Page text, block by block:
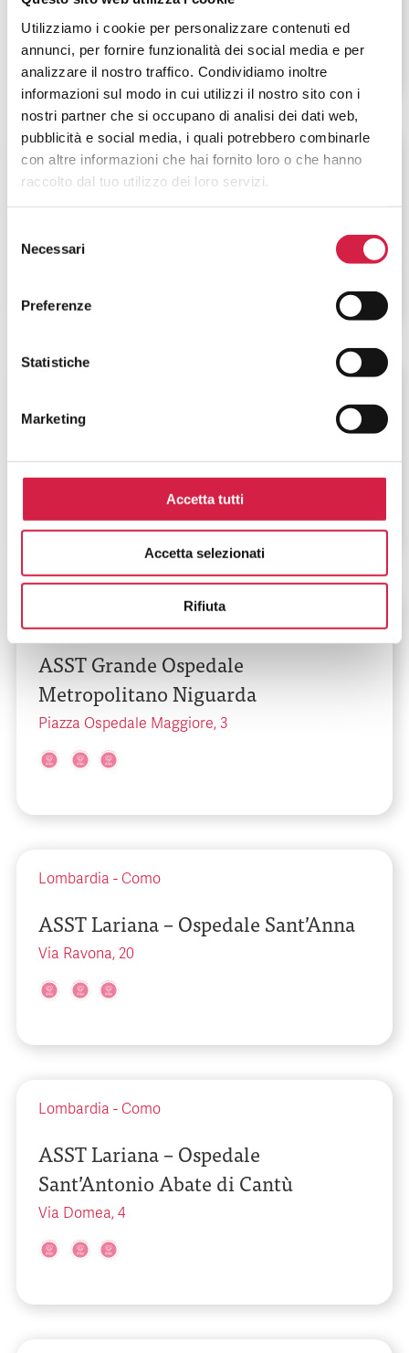
Utilizziamo i cookie per personalizzare contenuti ed
annunci, per fornire funzionalità dei social media e per
analizzare il nostro traffico. Condividiamo inoltre
informazioni sul modo in cui utilizzi il nostro sito con i
nostri partner che si occupano di analisi dei dati web,
pubblicità e social media, i quali potrebbero combinarle
con altre informazioni che hai fornito loro o che hanno
raccolto dal tuo utilizzo dei loro servizi.
delNecessari
Preferenze
Statistiche
Marketing
Accetta tutti
Accetta selezionati
Rifiuta
Via Andrea Gosa, 74
Lombardia-Brescia
ASST Garda – Ospedale di Desenzano
ASST Garda – Ospedale di Manerbio
Via Lungomella Valsecchi, 2
ASST Grande Ospedale
Metropolitano Niguarda
Piazza Ospedale Maggiore, 3
Lombardia - Como
ASST Lariana – Ospedale Sant’Anna
Via Ravona, 20
Lombardia - Como
ASST Lariana – Ospedale
Sant’Antonio Abate di Cantù
Via Domea, 4